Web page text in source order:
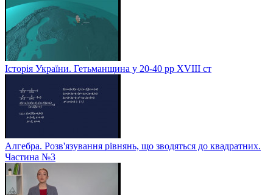
Історія України. Гетьманщина у 20-40 рр ХVIIІ ст
Алгебра. Розв'язування рівнянь, що зводяться до квадратних.
Частина №3